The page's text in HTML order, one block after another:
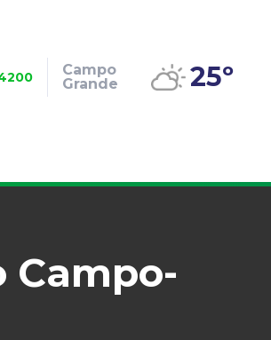
Campo
Grande
25º
Campo-